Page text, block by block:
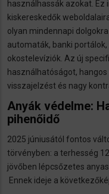
használhassák azokat. Ez
kiskereskedők
olyan mindennapi
automaták, banki
okostelevíziók. Az új
használhatóságot,
visszajelzést és nagy
Anyák védelme:
pihenőidő
2025 júniusától fontos
törvényben: a terhesség
jövőben lépcsőzetes
Ennek ideje a